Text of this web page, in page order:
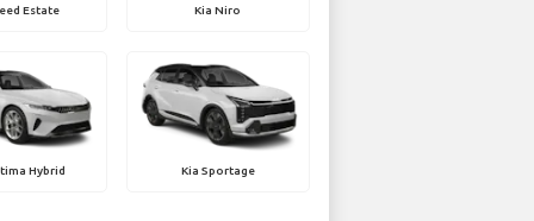
Estate Kia Niro
Hybrid Kia Sportage